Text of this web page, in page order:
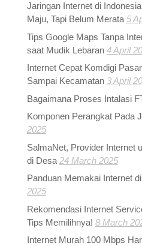
Jaringan Internet di
Maju, Tapi Belum Merata 5
Tips Google Maps Tanpa
saat Mudik Lebaran 4 April
Internet Cepat Komdigi
Sampai Kecamatan 3 April
Bagaimana Proses Intalasi
Komponen Perangkat Pada
2025
SalmaNet, Provider Internet
di Desa 24 March 2025
Panduan Memakai Internet
2025
Rekomendasi Internet
Tips Memilihnya! 8 March
Internet Murah 100 Mbps